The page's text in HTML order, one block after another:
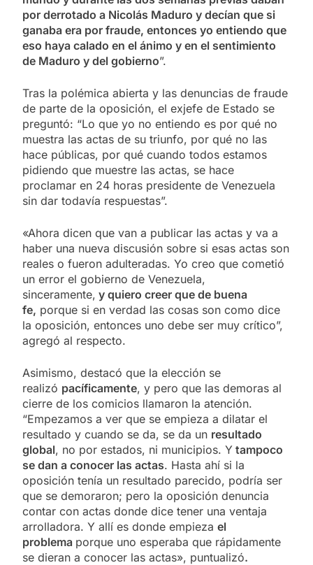
por derrotado a Nicolás Maduro y decían que si
ganaba era por fraude, entonces yo entiendo que
eso haya calado en el ánimo y en el sentimiento
de Maduro y del gobierno”.
Tras la polémica abierta y las denuncias de fraude
de parte de la oposición, el exjefe de Estado se
preguntó: “Lo que yo no entiendo es por qué no
muestra las actas de su triunfo, por qué no las
hace públicas, por qué cuando todos estamos
pidiendo que muestre las actas, se hace
proclamar en 24 horas presidente de Venezuela
sin dar todavía respuestas”.
«Ahora dicen que van a publicar las actas y va a
haber una nueva discusión sobre si esas actas son
reales o fueron adulteradas. Yo creo que cometió
un error el gobierno de Venezuela,
sinceramente, y quiero creer que de buena
fe, porque si en verdad las cosas son como dice
la oposición, entonces uno debe ser muy crítico”,
agregó al respecto.
Asimismo, destacó que la elección se
realizó pacíficamente, y pero que las demoras al
cierre de los comicios llamaron la atención.
“Empezamos a ver que se empieza a dilatar el
resultado y cuando se da, se da un resultado
global, no por estados, ni municipios. Y tampoco
se dan a conocer las actas. Hasta ahí si la
oposición tenía un resultado parecido, podría ser
que se demoraron; pero la oposición denuncia
contar con actas donde dice tener una ventaja
arrolladora. Y allí es donde empieza el
problema porque uno esperaba que rápidamente
se dieran a conocer las actas», puntualizó.